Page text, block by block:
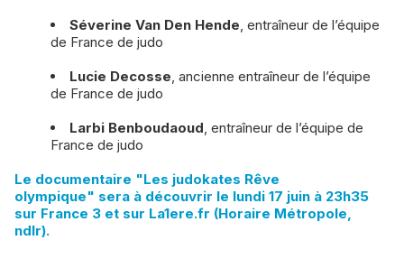
Séverine Van Den Hende, entraîneur de l’équipe
de France de judo
Lucie Decosse, ancienne entraîneur de l’équipe
de France de judo
Larbi Benboudaoud, entraîneur de l’équipe de
France de judo
Le documentaire "Les judokates Rêve
olympique" sera à découvrir le lundi 17 juin à 23h35
sur France 3 et sur La1ere.fr (Horaire Métropole,
ndlr).